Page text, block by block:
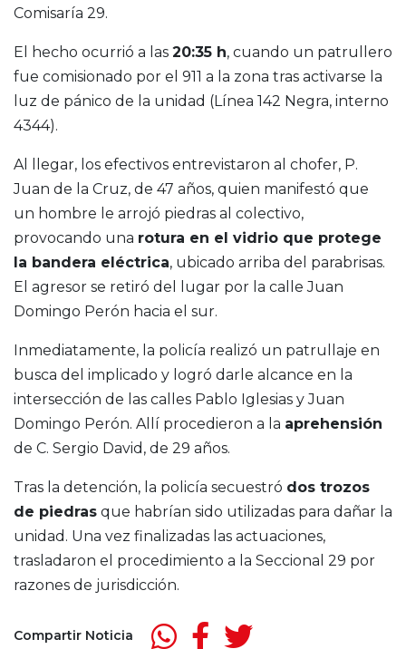
Comisaría 29.
El hecho ocurrió a las 20:35 h, cuando un patrullero
fue comisionado por el 911 a la zona tras activarse la
luz de pánico de la unidad (Línea 142 Negra, interno
4344).
Al llegar, los efectivos entrevistaron al chofer, P.
Juan de la Cruz, de 47 años, quien manifestó que
un hombre le arrojó piedras al colectivo,
provocando una rotura en el vidrio que protege
la bandera eléctrica, ubicado arriba del parabrisas.
El agresor se retiró del lugar por la calle Juan
Domingo Perón hacia el sur.
Inmediatamente, la policía realizó un patrullaje en
busca del implicado y logró darle alcance en la
intersección de las calles Pablo Iglesias y Juan
Domingo Perón. Allí procedieron a la aprehensión
de C. Sergio David, de 29 años.
Tras la detención, la policía secuestró dos trozos
de piedras que habrían sido utilizadas para dañar la
unidad. Una vez finalizadas las actuaciones,
trasladaron el procedimiento a la Seccional 29 por
razones de jurisdicción.
Compartir Noticia